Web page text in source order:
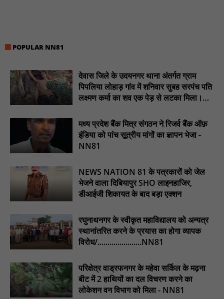
प्रस्तावित कार्यक्रम स्थल की सुरक्षा व्यवस्था एवं अन्य विभिन्न बिन्दुओं पर
गहनता एवं सूक्ष्मता से निरीक्षण कर सम्बन्धित को आवश्यक दिशा-निर्देश दिया
इंदिरा मिनी स्टेडियम में मुख्य समारोह स्थल का निरीक्षण कर अधिकारियों को
दिए समय-सीमा में तैयारी पूर्ण करने के निर्देश : NN81
₹10 न्यूनतम किराया, ₹2 प्रति किमी दर: सिवनी में बस यात्रियों पर बढ़ेगा
चिरूनी गांव को मिली सड़क की सौगात, डेढ़ किमी रोड मंजूर होते ही ग्रामीणों में
छाई खुशी : NN81
POPULAR NN81
देवास जिले के उदयनगर थाना अंतर्गत ग्राम
पिपलिया लोहाड़ गांव में शनिवार सुबह सरपंच पति
लक्ष्मण कर्मा का शव एक पेड़ से लटका मिला।
मध्य प्रदेश बैंक मित्र संगठन ने रिजर्व बैंक ऑफ़
इंडिया को पांच सूत्रीय मांगों का ज्ञापन भेजा -
NN81
NEWS NATION 81 के पत्रकारों को जेल
भेजने वाला दिबियापुर SHO लाइनहाजिर,
डीआईजी शिकायत के बाद बड़ा एक्शन
रघुनाथनगर के स्वीकृत महाविद्यालय को अन्यत्र
स्थानांतरित करने के प्रयास का होगा व्यापक
विरोध/......................NN81
परिक्षेत्र वाड्रफनगर के महेवा सर्किल के मढ़ना
बीट में 2 हाथियों का दल विचरण करने का
लोकेशन वन विभाग को मिला - NN81